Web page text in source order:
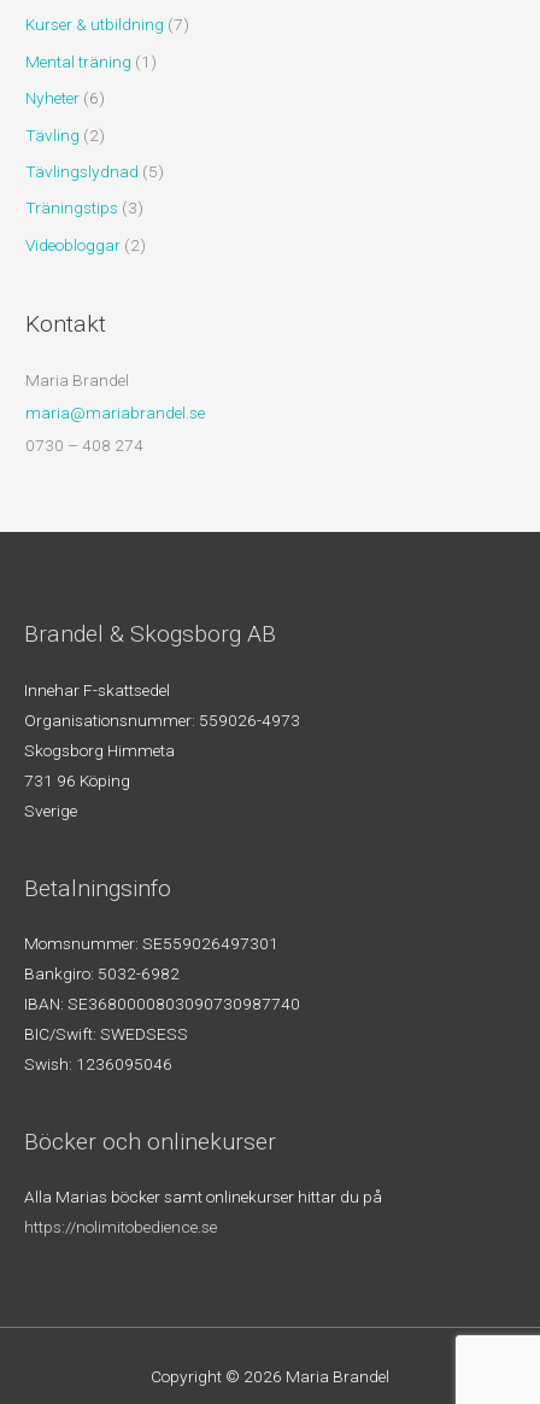
Kurser & utbildning (7)
Mental träning (1)
Nyheter (6)
Tävling (2)
Tävlingslydnad (5)
Träningstips (3)
Videobloggar (2)
Kontakt
Maria Brandel
maria@mariabrandel.se
0730 – 408 274
Brandel & Skogsborg AB
Innehar F-skattsedel
Organisationsnummer: 559026-4973
Skogsborg Himmeta
731 96 Köping
Sverige
Betalningsinfo
Momsnummer: SE559026497301
Bankgiro: 5032-6982
IBAN: SE3680000803090730987740
BIC/Swift: SWEDSESS
Swish: 1236095046
Böcker och onlinekurser
Alla Marias böcker samt onlinekurser hittar du på
https://nolimitobedience.se
Copyright © 2026 Maria Brandel